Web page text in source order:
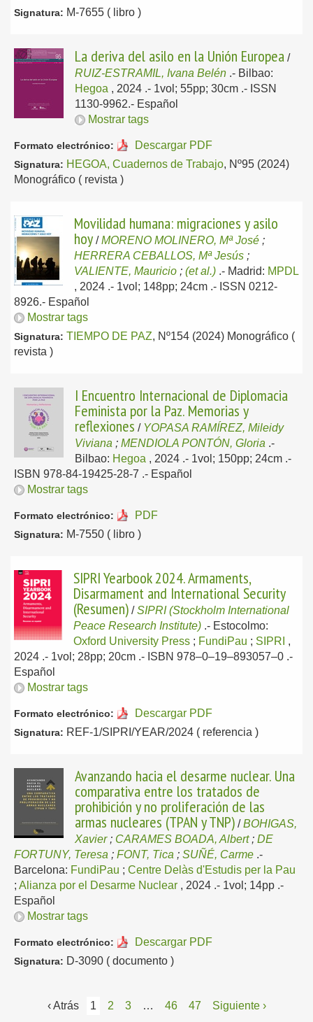
Signatura: M-7655 ( libro )
La deriva del asilo en la Unión Europea /
RUIZ-ESTRAMIL, Ivana Belén .- Bilbao:
Hegoa , 2024 .- 1vol; 55pp; 30cm .- ISSN
1130-9962.- Español
Mostrar tags
Formato electrónico: Descargar PDF
Signatura: HEGOA, Cuadernos de Trabajo, Nº95 (2024)
Monográfico ( revista )
Movilidad humana: migraciones y asilo
hoy /MORENO MOLINERO, Mª José ;
HERRERA CEBALLOS, Mª Jesús ;
VALIENTE, Mauricio ; (et al.) .- Madrid: MPDL
, 2024 .- 1vol; 148pp; 24cm .- ISSN 0212-
8926.- Español
Mostrar tags
Signatura: TIEMPO DE PAZ, Nº154 (2024) Monográfico (
revista )
I Encuentro Internacional de Diplomacia
Feminista por la Paz. Memorias y
reflexiones / YOPASA RAMÍREZ, Mileidy
Viviana ; MENDIOLA PONTÓN, Gloria .-
Bilbao: Hegoa , 2024 .- 1vol; 150pp; 24cm .-
ISBN 978-84-19425-28-7 .- Español
Mostrar tags
Formato electrónico: PDF
Signatura: M-7550 ( libro )
SIPRI Yearbook 2024. Armaments,
Disarmament and International Security
(Resumen) /SIPRI (Stockholm International
Peace Research Institute) .- Estocolmo:
Oxford University Press ; FundiPau ; SIPRI ,
2024 .- 1vol; 28pp; 20cm .- ISBN 978–0–19–893057–0 .-
Español
Mostrar tags
Formato electrónico: Descargar PDF
Signatura: REF-1/SIPRI/YEAR/2024 ( referencia )
Avanzando hacia el desarme nuclear. Una
comparativa entre los tratados de
prohibición y no proliferación de las
armas nucleares (TPAN y TNP) /BOHIGAS,
Xavier; CARAMES BOADA, Albert; DE
FORTUNY, Teresa ; FONT, Tica ; SUÑÉ, Carme .-
Barcelona: FundiPau ; Centre Delàs d'Estudis per la Pau
; Alianza por el Desarme Nuclear , 2024 .- 1vol; 14pp .-
Español
Mostrar tags
Formato electrónico: Descargar PDF
Signatura: D-3090 ( documento )
‹ Atrás 1 2 3 … 46 47 Siguiente ›